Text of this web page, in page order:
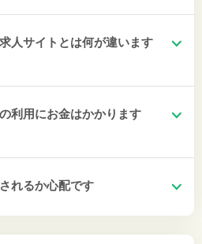
人サイトとは何が違います
利用にお金はかかります
れるか心配です